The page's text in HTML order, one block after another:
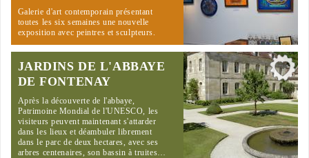
Galerie d'art contemporain présentant
toutes les six semaines une nouvelle
exposition avec peintres et sculpteurs.
JARDINS DE L'ABBAYE
DE FONTENAY
Après la découverte de l'abbaye,
Patrimoine Mondial de l'UNESCO, les
visiteurs peuvent maintenant s'attarder
dans les lieux et déambuler librement
dans le parc de deux hectares, avec ses
arbres centenaires, son bassin à truites…